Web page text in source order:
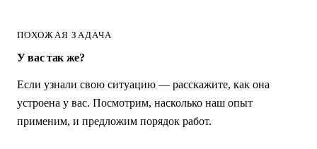
ПОХОЖАЯ ЗАДАЧА
У вас так же?
Если узнали свою ситуацию — расскажите, как она
устроена у вас. Посмотрим, насколько наш опыт
применим, и предложим порядок работ.